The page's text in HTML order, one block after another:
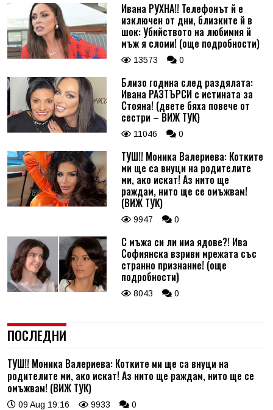
Ивана РУХНА!! Телефонът й е
изключен от дни, близките й в
шок: Убийството на любимия й
мъж я сломи! (още подробности)
13573 0
Близо година след раздялата:
Ивана РАЗТЪРСИ с истината за
Стояна! (двете бяха повече от
сестри – ВИЖ ТУК)
11046 0
ТУШ!! Моника Валериева: Котките
ми ще са внуци на родителите
ми, ако искат! Аз нито ще
раждам, нито ще се омъжвам!
(ВИЖ ТУК)
9947 0
С мъжа си ли има ядове?! Ива
Софиянска взриви мрежата със
странно признание! (още
подробности)
8043 0
ПОСЛЕДНИ
ТУШ!! Моника Валериева: Котките ми ще са внуци на
родителите ми, ако искат! Аз нито ще раждам, нито ще се
омъжвам! (ВИЖ ТУК)
09 Aug 19:16 9933 0